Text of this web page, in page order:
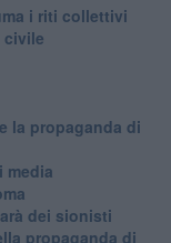
i riti collettivi
civile
la propaganda di
media
dei sionisti
propaganda di